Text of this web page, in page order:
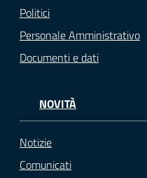
Politici
Personale Amministrativo
Documenti e dati
NOVITÀ
Notizie
Comunicati